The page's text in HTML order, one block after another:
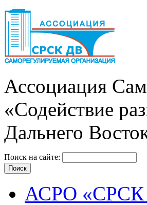
Ассоциация
«Содействие
Дальнего
Поиск на сайте:
АСРО